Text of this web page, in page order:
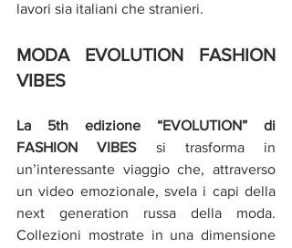
lavori sia italiani che stranieri.
MODA EVOLUTION FASHION
VIBES
La 5th edizione “EVOLUTION” di
FASHION VIBES si trasforma in
un’interessante viaggio che, attraverso
un video emozionale, svela i capi della
next generation russa della moda.
Collezioni mostrate in una dimensione